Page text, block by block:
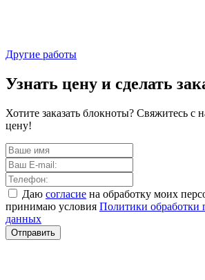
Другие работы
Узнать цену и сделать
Хотите заказать блокноты? Свяжитесь с
цену!
Даю согласие на обработку моих
принимаю условия Политики обработки
данных
Отправить